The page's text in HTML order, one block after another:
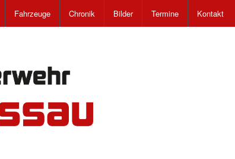
Fahrzeuge Chronik Bilder Termine Kontakt